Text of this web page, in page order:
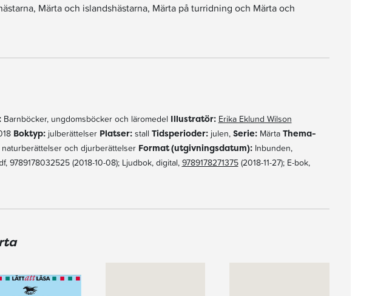
Märta och islandshästarna, Märta på turridning och Märta och
Barnböcker, ungdomsböcker och läromedel Illustratör: Erika Eklund Wilson
Boktyp:julberättelser Platser:stall Tidsperioder:julen, Serie:Märta Thema-
och djurberättelser Format (utgivningsdatum):Inbunden,
9789178032525 (2018-10-08); Ljudbok, digital, 9789178271375(2018-11-27); E-bok,